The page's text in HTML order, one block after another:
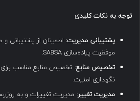
توجه به نکات کلیدی
پشتیبانی مدیریت: اطمینان از پشتیبانی
موفقیت پیاده‌سازی SABSA.
تخصیص منابع: تخصیص منابع مناسب برای
نگهداری امنیت.
مدیریت تغییر: مدیریت تغییرات و به